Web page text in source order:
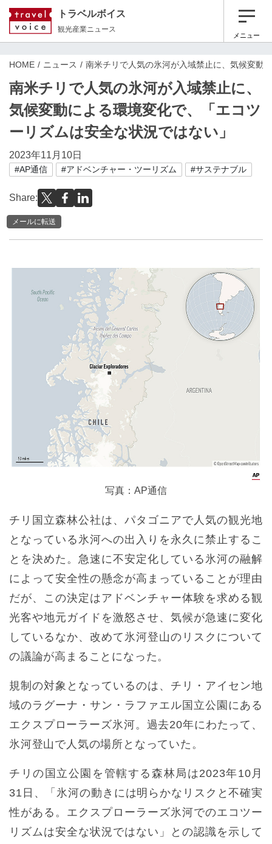
トラベルボイス
観光産業ニュース
メニュー
HOME ニュース 南米チリで人気の氷河が入域禁止に、気候変動
南米チリで人気の氷河が入域禁止に、
気候変動による環境変化で、「エコツ
ーリズムは安全な状況ではない」
2023年11月10日
#AP通信 #アドベンチャー・ツーリズム #サステナブル
Share:
メールに転送
写真：AP通信
チリ国立森林公社は、パタゴニアで人気の観光地
となっている氷河への出入りを永久に禁止するこ
とを決めた。急速に不安定化している氷河の融解
によって安全性の懸念が高まっていることが理由
だが、この決定はアドベンチャー体験を求める観
光客や地元ガイドを激怒させ、気候が急速に変化
しているなか、改めて氷河登山のリスクについて
の議論が高まることになった。
規制の対象となっているのは、チリ・アイセン地
域のラグーナ・サン・ラファエル国立公園にある
エクスプローラーズ氷河。過去20年にわたって、
氷河登山で人気の場所となっていた。
チリの国立公園を管轄する森林局は2023年10月
31日、「氷河の動きには明らかなリスクと不確実
性がある。エクスプローラーズ氷河でのエコツー
リズムは安全な状況ではない」との認識を示して